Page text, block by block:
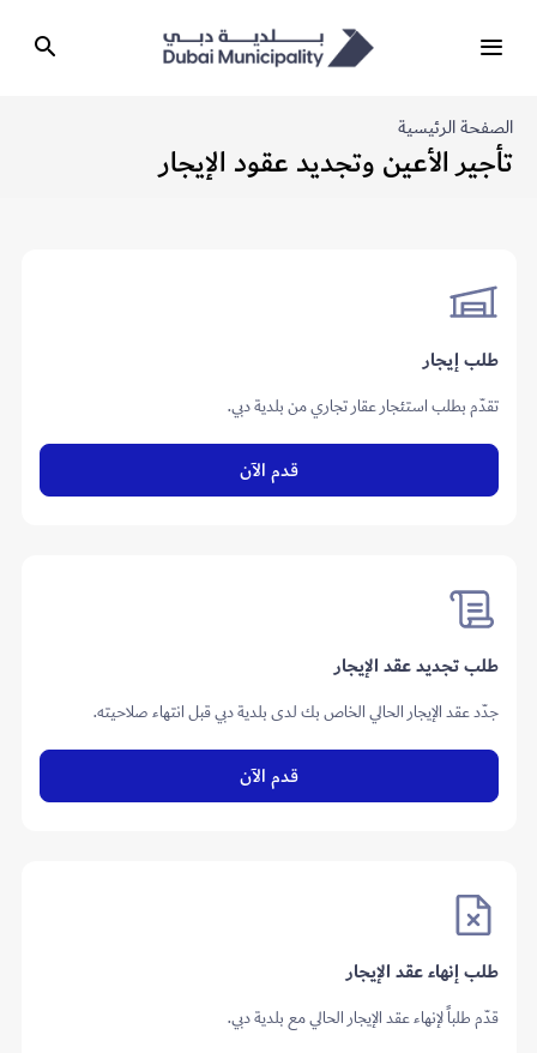
الصفحة الرئيسية
تأجير الأعين وتجديد عقود الإيجار
طلب إيجار
تقدّم بطلب استئجار عقار تجاري من بلدية دبي.
قدم الآن
طلب تجديد عقد الإيجار
جدّد عقد الإيجار الحالي الخاص بك لدى بلدية دبي قبل انتهاء صلاحيته.
قدم الآن
طلب إنهاء عقد الإيجار
قدّم طلباً لإنهاء عقد الإيجار الحالي مع بلدية دبي.